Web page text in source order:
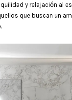
y relajación al
que buscan un